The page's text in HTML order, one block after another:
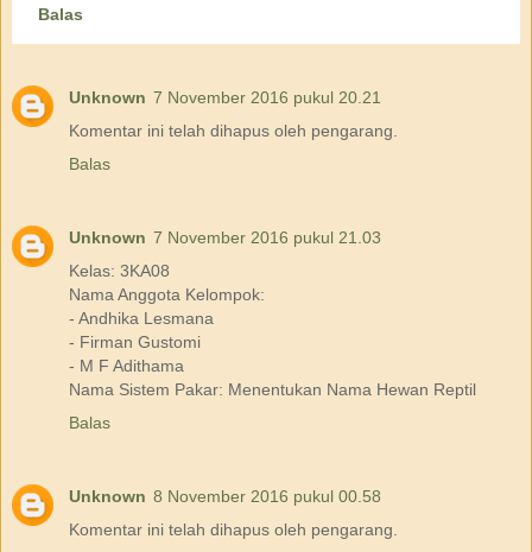
Balas
Unknown 7 November 2016 pukul 20.21
Komentar ini telah dihapus oleh pengarang.
Balas
Unknown 7 November 2016 pukul 21.03
Kelas: 3KA08
Nama Anggota Kelompok:
- Andhika Lesmana
- Firman Gustomi
- M F Adithama
Nama Sistem Pakar: Menentukan Nama Hewan Reptil
Balas
Unknown 8 November 2016 pukul 00.58
Komentar ini telah dihapus oleh pengarang.